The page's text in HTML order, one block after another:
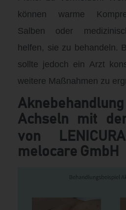
können warme
Salben oder
helfen, sie zu behandeln.
sollte jedoch ein Arzt
weitere Maßnahmen zu
Achseln mit
von
melocare GmbH